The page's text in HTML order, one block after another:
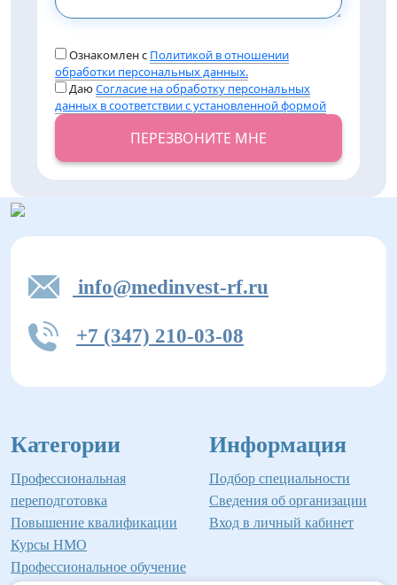
Ознакомлен с Политикой в отношении
обработки персональных данных.
ДаюСогласие на обработку персональных
данных в соответствии с установленной формой
ПЕРЕЗВОНИТЕ МНЕ
info@medinvest-rf.ru
+7 (347) 210-03-08
Категории
Профессиональная
переподготовка
Повышение квалификации
Курсы НМО
Профессиональное обучение
Информация
Подбор специальности
Сведения об организации
Вход в личный кабинет